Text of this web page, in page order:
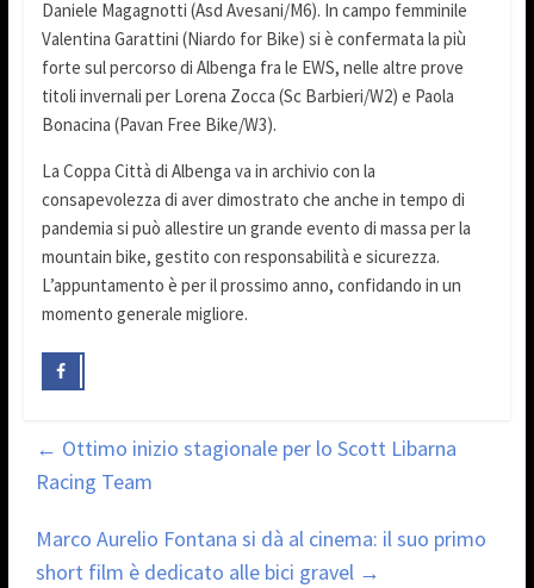
Daniele Magagnotti (Asd Avesani/M6). In campo femminile
Valentina Garattini (Niardo for Bike) si è confermata la più
forte sul percorso di Albenga fra le EWS, nelle altre prove
titoli invernali per Lorena Zocca (Sc Barbieri/W2) e Paola
Bonacina (Pavan Free Bike/W3).
La Coppa Città di Albenga va in archivio con la
consapevolezza di aver dimostrato che anche in tempo di
pandemia si può allestire un grande evento di massa per la
mountain bike, gestito con responsabilità e sicurezza.
L’appuntamento è per il prossimo anno, confidando in un
momento generale migliore.
← Ottimo inizio stagionale per lo Scott Libarna
Racing Team
Marco Aurelio Fontana si dà al cinema: il suo primo
short film è dedicato alle bici gravel →